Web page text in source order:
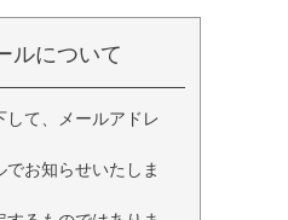
ルについて
して、メールアドレ
お知らせいたしま